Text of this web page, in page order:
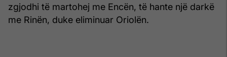
zgjodhi të martohej me Encën, të hante një darkë
me Rinën, duke eliminuar Oriolën.